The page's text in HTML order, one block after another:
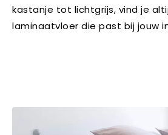
kastanje tot lichtgrijs, vind je
laminaatvloer die past bij jouw